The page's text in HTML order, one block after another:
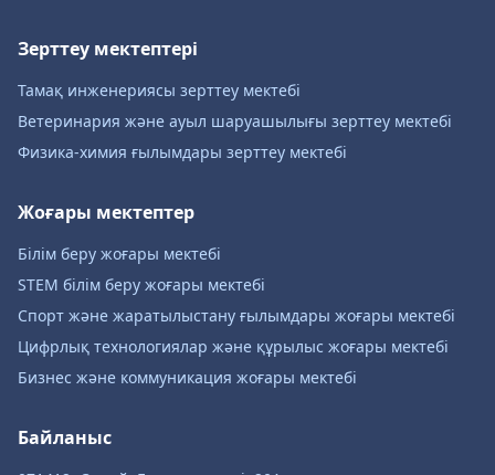
Зерттеу мектептері
Тамақ инженериясы зерттеу мектебі
Ветеринария және ауыл шаруашылығы зерттеу мектебі
Физика-химия ғылымдары зерттеу мектебі
Жоғары мектептер
Білім беру жоғары мектебі
STEM білім беру жоғары мектебі
Спорт және жаратылыстану ғылымдары жоғары мектебі
Цифрлық технологиялар және құрылыс жоғары мектебі
Бизнес және коммуникация жоғары мектебі
Байланыс